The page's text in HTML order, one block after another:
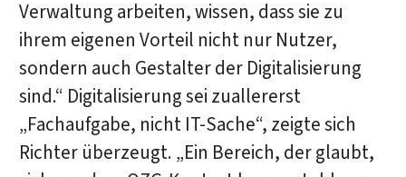
Verwaltung arbeiten, wissen, dass sie zu
ihrem eigenen Vorteil nicht nur Nutzer,
sondern auch Gestalter der Digitalisierung
sind.“ Digitalisierung sei zuallererst
„Fachaufgabe, nicht IT-Sache“, zeigte sich
Richter überzeugt. „Ein Bereich, der glaubt,